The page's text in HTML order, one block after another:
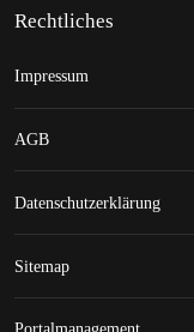
Rechtliches
Impressum
AGB
Datenschutzerklärung
Sitemap